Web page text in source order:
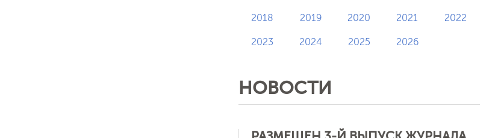
2018 2019 2020 2021 2022
2023 2024 2025 2026
НОВОСТИ